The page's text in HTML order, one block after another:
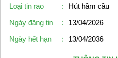
Loại tin rao
:
Hút hầm cầu
Ngày đăng tin
:
13/04/2026
Ngày hết hạn
: 13/04/2036